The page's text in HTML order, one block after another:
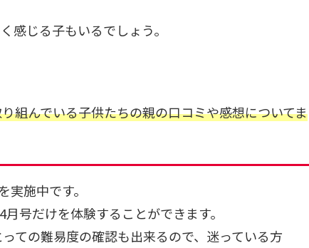
感じる子もいるでしょう。
組んでいる子供たちの親の口コミや感想についてま
実施中です。
号だけを体験することができます。
ての難易度の確認も出来るので、迷っている方